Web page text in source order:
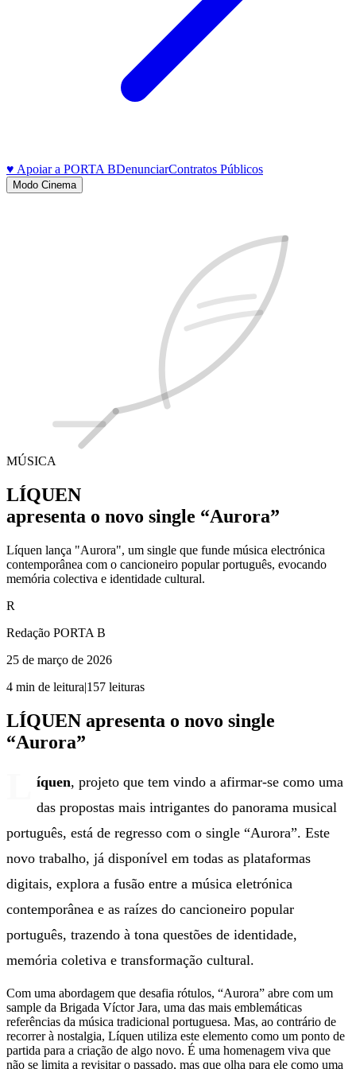
♥ Apoiar a PORTA BDenunciarContratos Públicos
Modo Cinema
MÚSICA
LÍQUEN
apresenta o novo single “Aurora”
Líquen lança "Aurora", um single que funde música electrónica
contemporânea com o cancioneiro popular português, evocando
memória colectiva e identidade cultural.
R
Redação PORTA B
25 de março de 2026
4 min de leitura|157 leituras
LÍQUEN apresenta o novo single
“Aurora”
íquen, projeto que tem vindo a afirmar-se como uma
das propostas mais intrigantes do panorama musical
português, está de regresso com o single “Aurora”. Este
novo trabalho, já disponível em todas as plataformas
digitais, explora a fusão entre a música eletrónica
contemporânea e as raízes do cancioneiro popular
português, trazendo à tona questões de identidade,
memória coletiva e transformação cultural.
Com uma abordagem que desafia rótulos, “Aurora” abre com um
sample da Brigada Víctor Jara, uma das mais emblemáticas
referências da música tradicional portuguesa. Mas, ao contrário de
recorrer à nostalgia, Líquen utiliza este elemento como um ponto de
partida para a criação de algo novo. É uma homenagem viva que
não se limita a revisitar o passado, mas que olha para ele como uma